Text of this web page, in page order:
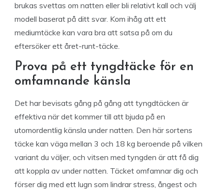
brukas svettas om natten eller bli relativt kall och välj
modell baserat på ditt svar. Kom ihåg att ett
mediumtäcke kan vara bra att satsa på om du
eftersöker ett året-runt-täcke.
Prova på ett tyngdtäcke för en
omfamnande känsla
Det har bevisats gång på gång att tyngdtäcken är
effektiva när det kommer till att bjuda på en
utomordentlig känsla under natten. Den här sortens
täcke kan väga mellan 3 och 18 kg beroende på vilken
variant du väljer, och vitsen med tyngden är att få dig
att koppla av under natten. Täcket omfamnar dig och
förser dig med ett lugn som lindrar stress, ångest och